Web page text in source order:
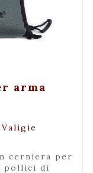
arma
pollici di